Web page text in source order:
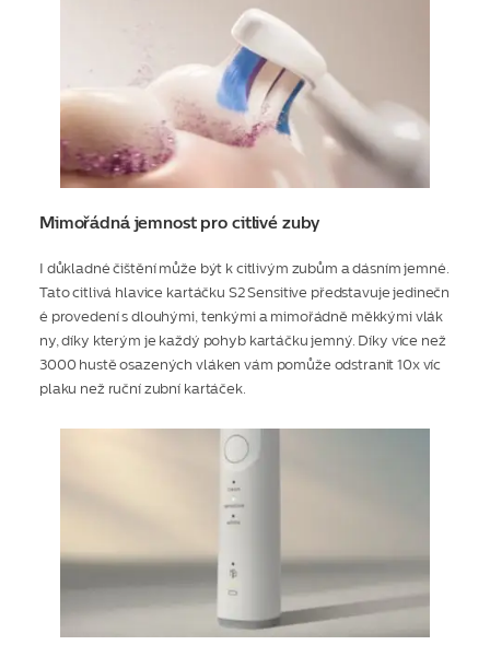
Mimořádná jemnost pro citlivé zuby
I důkladné čištění může být k citlivým zubům a dásním jemné.
Tato citlivá hlavice kartáčku S2 Sensitive představuje jedinečn
é provedení s dlouhými, tenkými a mimořádně měkkými vlák
ny, díky kterým je každý pohyb kartáčku jemný. Díky více než
3000 hustě osazených vláken vám pomůže odstranit 10x víc
plaku než ruční zubní kartáček.